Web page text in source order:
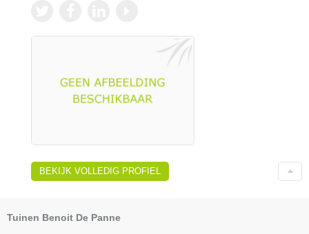
BEKIJK VOLLEDIG PROFIEL
Tuinen Benoit De Panne